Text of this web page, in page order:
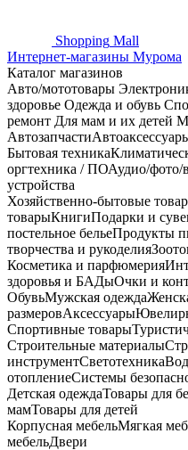
Shopping Mall
Интернет-магазины Мурома
Каталог магазинов
Авто/мототовары
здоровье Одежда и обувь
ремонт Для мам и их детей
Автозапчасти
Бытовая техника
оргтехника / ПОАудио/фото/
устройства
Хозяйственно-бытовые
товарыКнигиПодарки и
постельное бельеПродукты
творчества и рукоделия
Косметика и парфюмерия
здоровья и БАДыОчки и
ОбувьМужская одежда
размеровАксессуары
Спортивные товары
Строительные материалы
инструментСветотехника
отоплениеСистемы
Детская одеждаТовары для
мамТовары для детей
Корпусная мебельМягкая
мебельДвери